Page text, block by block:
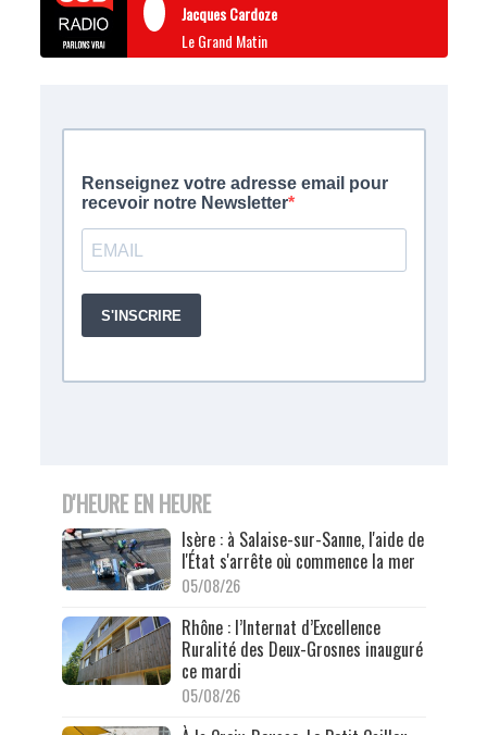
Jacques Cardoze
Le Grand Matin
D'HEURE EN HEURE
Isère : à Salaise-sur-Sanne, l'aide de
l'État s'arrête où commence la mer
05/08/26
Rhône : l’Internat d’Excellence
Ruralité des Deux-Grosnes inauguré
ce mardi
05/08/26